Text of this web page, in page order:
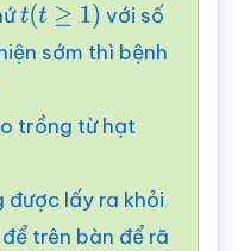
t(t ≥1)
với số
sớm thì bệnh
trồng từ hạt
được lấy ra khỏi
trên bàn để rã